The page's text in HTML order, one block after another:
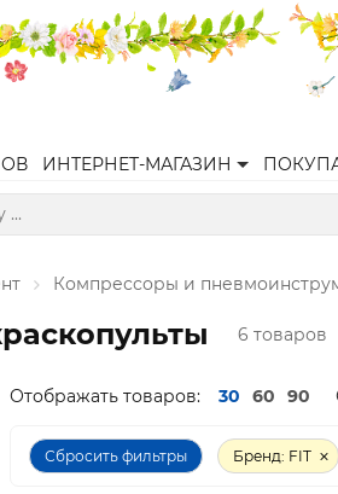
ИНТЕРНЕТ-МАГАЗИН
Компрессоры и
6 товаров
Отображать товаров: 30 60 90
Сбросить фильтры Бренд: FIT